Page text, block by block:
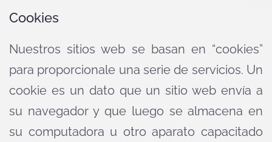
Cookies
Nuestros sitios web se basan en “cookies”
para proporcionale una serie de servicios. Un
cookie es un dato que un sitio web envía a
su navegador y que luego se almacena en
su computadora u otro aparato capacitado